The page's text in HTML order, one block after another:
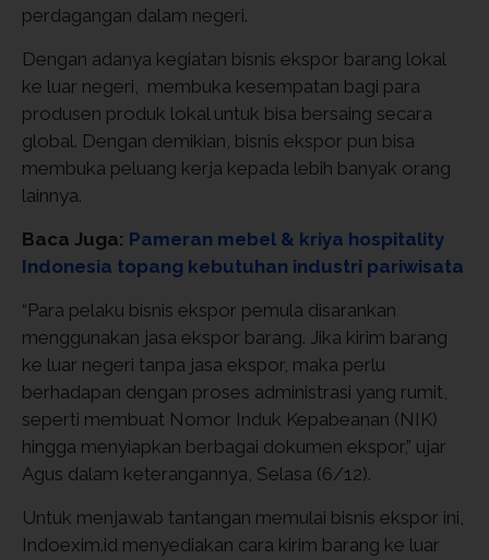
perdagangan dalam negeri.
Dengan adanya kegiatan bisnis ekspor barang lokal
ke luar negeri, membuka kesempatan bagi para
produsen produk lokal untuk bisa bersaing secara
global. Dengan demikian, bisnis ekspor pun bisa
membuka peluang kerja kepada lebih banyak orang
lainnya.
Baca Juga: Pameran mebel & kriya hospitality
Indonesia topang kebutuhan industri pariwisata
“Para pelaku bisnis ekspor pemula disarankan
menggunakan jasa ekspor barang. Jika kirim barang
ke luar negeri tanpa jasa ekspor, maka perlu
berhadapan dengan proses administrasi yang rumit,
seperti membuat Nomor Induk Kepabeanan (NIK)
hingga menyiapkan berbagai dokumen ekspor,” ujar
Agus dalam keterangannya, Selasa (6/12).
Untuk menjawab tantangan memulai bisnis ekspor ini,
Indoexim.id menyediakan cara kirim barang ke luar